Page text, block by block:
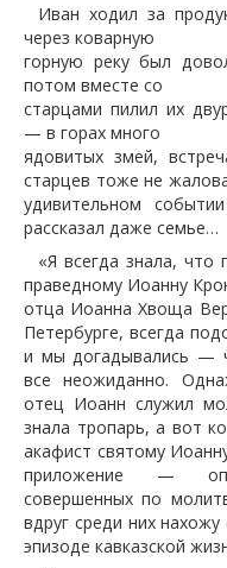
Иван ходил за
через коварную
горную реку был
потом вместе со
старцами пилил их
— в горах много
ядовитых змей,
старцев тоже не
удивительном
рассказал даже семье…
«Я всегда знала, что
праведному Иоанну
отца Иоанна Хвоща
Петербурге, всегда
и мы догадывались —
все неожиданно.
отец Иоанн служил
знала тропарь, а вот
акафист святому
приложение —
совершенных по
вдруг среди них
эпизоде кавказской